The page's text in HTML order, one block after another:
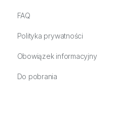
FAQ
Polityka prywatności
Obowiązek informacyjny
Do pobrania